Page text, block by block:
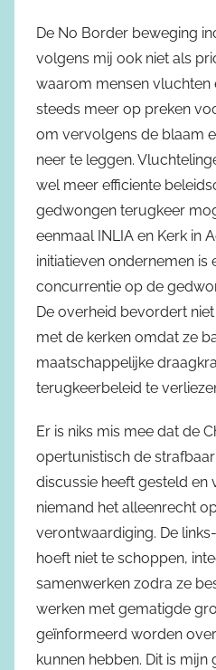
De No Border beweging
volgens mij ook niet als
waarom mensen vluchten
steeds meer op preken
om vervolgens de blaam
neer te leggen.
wel meer efficiente
gedwongen terugkeer
eenmaal INLIA en Kerk in
initiatieven ondernemen is
concurrentie op de
De overheid bevordert
met de kerken omdat ze
maatschappelijke
terugkeerbeleid te
Er is niks mis mee dat de
opertunistisch de
discussie heeft gesteld en
niemand het alleenrecht
verontwaardiging. De
hoeft niet te schoppen,
samenwerken zodra ze
werken met gematigde
geïnformeerd worden
kunnen hebben. Dit is mijn